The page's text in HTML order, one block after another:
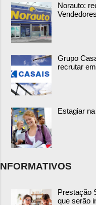
Norauto:
Grupo
recrutar
Estagiar
NFORMATIVOS
Prestação
que serão